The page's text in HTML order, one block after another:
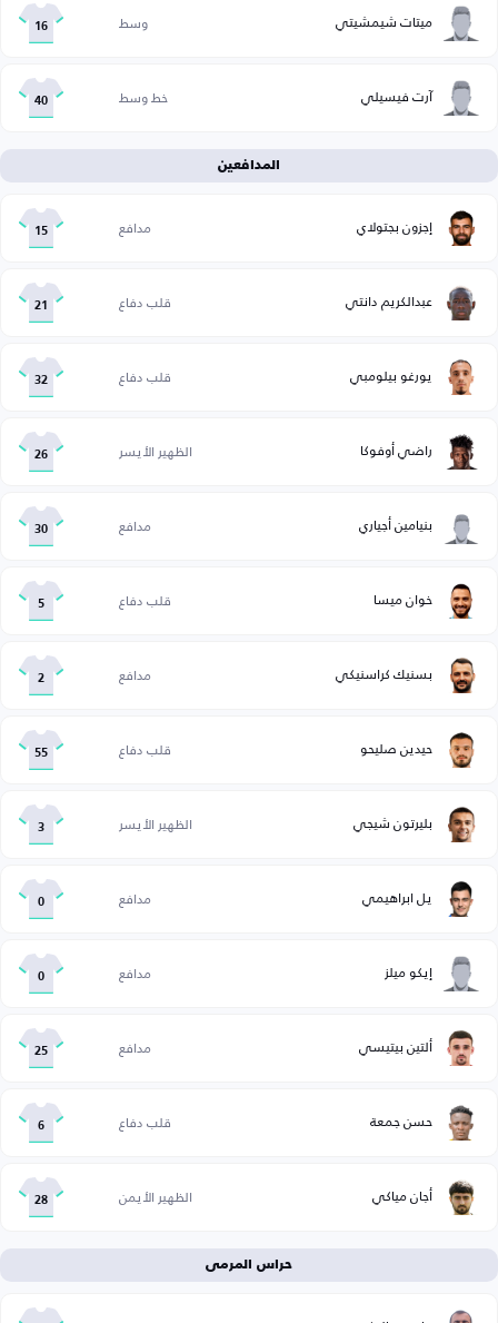
ميتات شيمشيتي وسط 16
آرت فيسيلي خط وسط 40
المدافعين
إجزون بجتولاي مدافع 15
عبدالكريم دانتي قلب دفاع 21
يورغو بيلومبي قلب دفاع 32
راضي أوفوكا الظهير الأيسر 26
بنيامين أجياري مدافع 30
خوان ميسا قلب دفاع 5
بسنيك كراسنيكي مدافع 2
حيدين صليحو قلب دفاع 55
بليرتون شيجي الظهير الأيسر 3
يل ابراهيمي مدافع 0
إيكو ميلز مدافع 0
ألتين بيتيسي مدافع 25
حسن جمعة قلب دفاع 6
أجان مياكي الظهير الأيمن 28
حراس المرمى